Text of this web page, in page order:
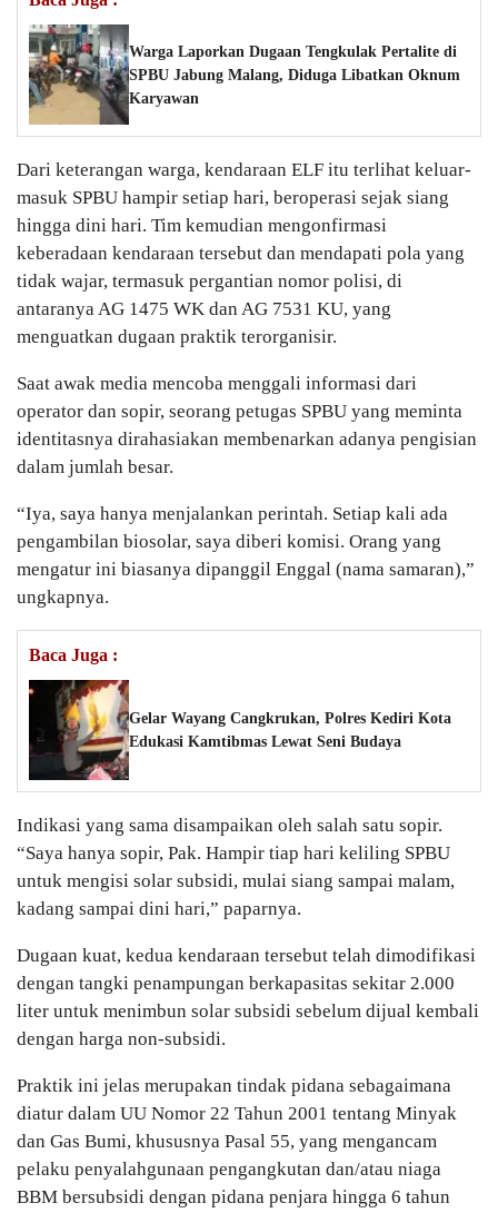
Warga Laporkan Dugaan Tengkulak Pertalite di
SPBU Jabung Malang, Diduga Libatkan Oknum
Karyawan
Dari keterangan warga, kendaraan ELF itu terlihat keluar-
masuk SPBU hampir setiap hari, beroperasi sejak siang
hingga dini hari. Tim kemudian mengonfirmasi
keberadaan kendaraan tersebut dan mendapati pola yang
tidak wajar, termasuk pergantian nomor polisi, di
antaranya AG 1475 WK dan AG 7531 KU, yang
menguatkan dugaan praktik terorganisir.
Saat awak media mencoba menggali informasi dari
operator dan sopir, seorang petugas SPBU yang meminta
identitasnya dirahasiakan membenarkan adanya pengisian
dalam jumlah besar.
“Iya, saya hanya menjalankan perintah. Setiap kali ada
pengambilan biosolar, saya diberi komisi. Orang yang
mengatur ini biasanya dipanggil Enggal (nama samaran),”
ungkapnya.
Baca Juga :
Gelar Wayang Cangkrukan, Polres Kediri Kota
Edukasi Kamtibmas Lewat Seni Budaya
Indikasi yang sama disampaikan oleh salah satu sopir.
“Saya hanya sopir, Pak. Hampir tiap hari keliling SPBU
untuk mengisi solar subsidi, mulai siang sampai malam,
kadang sampai dini hari,” paparnya.
Dugaan kuat, kedua kendaraan tersebut telah dimodifikasi
dengan tangki penampungan berkapasitas sekitar 2.000
liter untuk menimbun solar subsidi sebelum dijual kembali
dengan harga non-subsidi.
Praktik ini jelas merupakan tindak pidana sebagaimana
diatur dalam UU Nomor 22 Tahun 2001 tentang Minyak
dan Gas Bumi, khususnya Pasal 55, yang mengancam
pelaku penyalahgunaan pengangkutan dan/atau niaga
BBM bersubsidi dengan pidana penjara hingga 6 tahun